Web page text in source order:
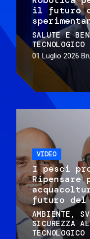
il futuro
SALUTE E
01 Luglio 2026
VIDEO
I pesci
Ripensare
futuro del
AMBIENTE
SICUREZZA